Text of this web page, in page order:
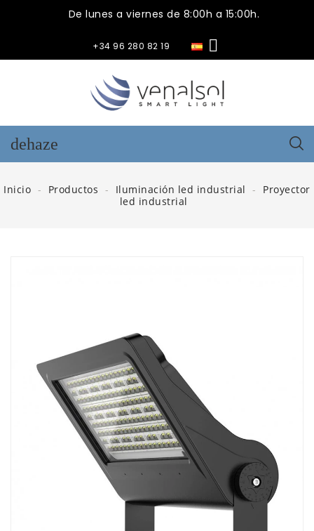
De lunes a viernes de 8:00h a 15:00h.
+34 96 280 82 19 
dehaze
Inicio Productos Iluminación led industrial
Proyector
led industrial